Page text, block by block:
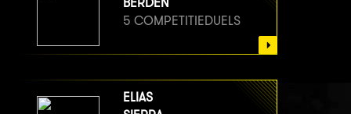
5 COMPETITIEDUELS
ELIAS